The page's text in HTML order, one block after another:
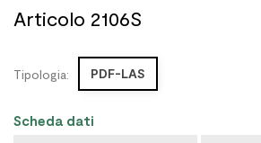
Articolo 2106S
Tipologia: PDF-LAS
Scheda dati